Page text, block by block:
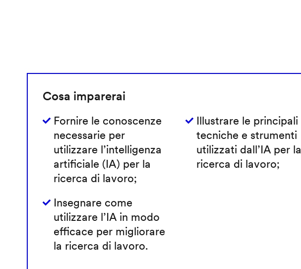
Cosa imparerai
Fornire le conoscenze
necessarie per
utilizzare l’intelligenza
artificiale (IA) per la
ricerca di lavoro;
Illustrare le principali
tecniche e strumenti
utilizzati dall’IA per la
ricerca di lavoro;
Insegnare come
utilizzare l’IA in modo
efficace per migliorare
la ricerca di lavoro.